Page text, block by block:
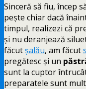
Sinceră să fiu, încep
peşte chiar dacă
timpul, realizezi că
şi nu deranjează
făcutşalău, am făcut
pregătesc şi un
sunt la cuptor
preparatele sunt